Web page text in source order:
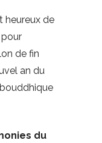
heureux de
de fin
an du
du